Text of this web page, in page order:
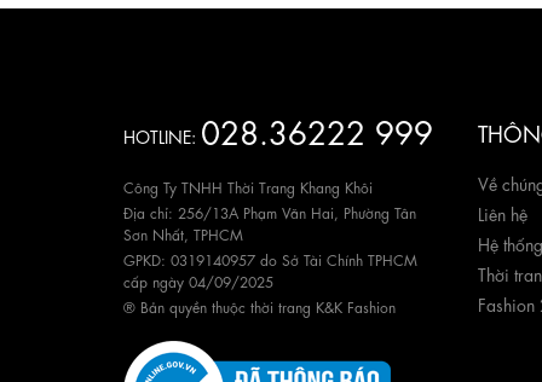
HOTLINE: 028.36222 999
Công Ty TNHH Thời Trang Khang Khôi
Địa chỉ: 256/13A Phạm Văn Hai, Phường Tân
Sơn Nhất, TPHCM
GPKD: 0319140957 do Sở Tài Chính TPHCM
cấp ngày 04/09/2025
® Bản quyền thuộc thời trang K&K Fashion
Về
Liên hệ
Hệ
Thời